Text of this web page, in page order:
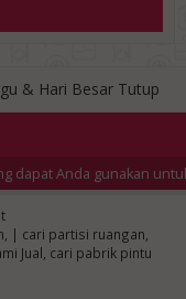
& Hari Besar Tutup
Anda gunakan untuk
| cari partisi ruangan,
Jual, cari pabrik pintu